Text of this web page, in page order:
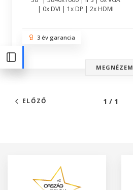
| 0x DVI | 1x DP | 2x HDMI
3 év garancia
MEGNÉZEM
ELŐZŐ 1 / 1